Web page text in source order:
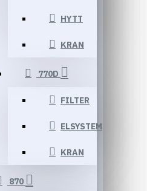
HYTT
KRAN
770D
FILTER
ELSYSTEM
KRAN
870